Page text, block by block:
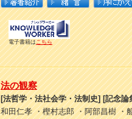
電子書籍はこちら
法の観察
[法哲学・法社会学・法制史] [記念論
和田仁孝 ・樫村志郎 ・阿部昌樹 ・